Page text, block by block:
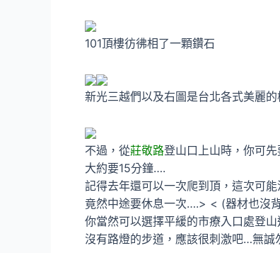
101頂樓彷彿相了一顆鑽石
新光三越們以及右圖是台北各式美麗的
不過，從莊敬路登山口上山時，你可
大約要15分鐘….
記得去年還可以一次爬到頂，這次可
竟然中途要休息一次….> < (器材也沒
你當然可以選擇平緩的市療入口處登
沒有路燈的步道，應該很刺激吧…無誠